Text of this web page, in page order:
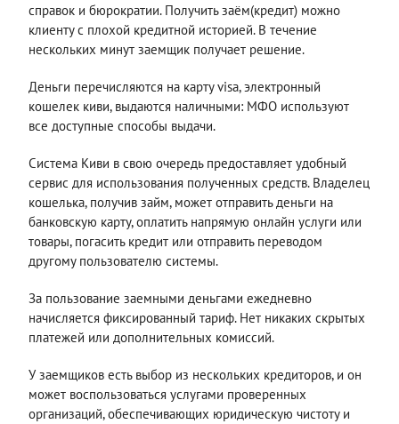
справок и бюрократии. Получить заём(кредит) можно
клиенту с плохой кредитной историей. В течение
нескольких минут заемщик получает решение.
Деньги перечисляются на карту visa, электронный
кошелек киви, выдаются наличными: МФО используют
все доступные способы выдачи.
Система Киви в свою очередь предоставляет удобный
сервис для использования полученных средств. Владелец
кошелька, получив займ, может отправить деньги на
банковскую карту, оплатить напрямую онлайн услуги или
товары, погасить кредит или отправить переводом
другому пользователю системы.
За пользование заемными деньгами ежедневно
начисляется фиксированный тариф. Нет никаких скрытых
платежей или дополнительных комиссий.
У заемщиков есть выбор из нескольких кредиторов, и он
может воспользоваться услугами проверенных
организаций, обеспечивающих юридическую чистоту и